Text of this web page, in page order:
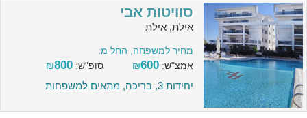
סוויטות אבי
אילת, אילת
מחיר למשפחה, החל מ:
אמצ"ש:
₪600 סופ"ש: ₪800
יחידות 3, בריכה, מתאים למשפחות